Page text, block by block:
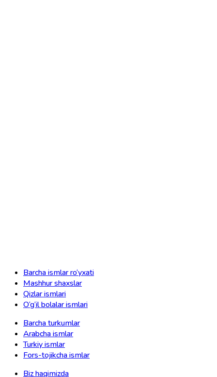
Barcha ismlar ro‘yxati
Mashhur shaxslar
Qizlar ismlari
O‘g‘il bolalar ismlari
Barcha turkumlar
Arabcha ismlar
Turkiy ismlar
Fors-tojikcha ismlar
Biz haqimizda